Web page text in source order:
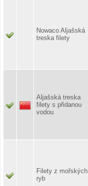
Nowaco Aljašská
treska filety
Aljašská treska
filety s přidanou
vodou
Filety z mořských
ryb